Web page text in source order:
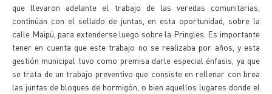
que llevaron adelante el trabajo de las veredas comunitarias,
continúan con el sellado de juntas, en esta oportunidad, sobre la
calle Maipú, para extenderse luego sobre la Pringles. Es importante
tener en cuenta que este trabajo no se realizaba por años, y esta
gestión municipal tuvo como premisa darle especial énfasis, ya que
se trata de un trabajo preventivo que consiste en rellenar con brea
las juntas de bloques de hormigón, o bien aquellos lugares donde el